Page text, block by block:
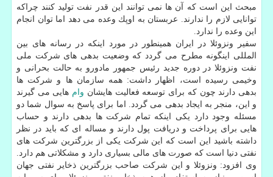
مبحث این است كه آن ها نمی توانند این قدر نفت تولید كنند چراكه
توانایی لازم را ندارند. عربستان به اوپك وعده می دهد اما توان انجام
این وعده را ندارد.
سفیر ونزوئلا در ایران همینطور در مورد اینكه در رسانه های بین
المللی اینگونه مطرح می گردد كه وضعیت بدهی های شركت ملی
نفت ونزوئلا در دوره جدید رئیس جمهور مادورو به حالت بحرانی و
وخیمی رسیده است، اظهار داشت: همه سازمان ها و شركت ها
بدهی دارند چون كه برای توسعه فعالیت هایشان وام هایی می گیرند
و این، منجر به ایجاد بدهی می گردد. اما برای پاسخ به سوال شما دو
مسئله وجود دارد یكی اینكه تمام شركت ها بدهی دارند و حساب
هایی برای پرداخت و دریافت پول دارند و مساله ای كه باید در نظر
داشته باشید این است كه این شركت یكی از بزرگترین شركت های
نفتی دنیا است كه صورت های مالی بسیاری دارد و مشكلاتی هم دارد.
وی افزود: ونزوئلا و این شركت صاحب بزرگترین ذخایر نفتی جهان